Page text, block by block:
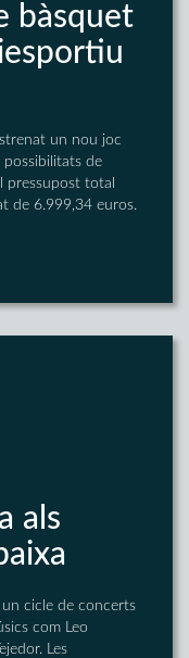
bàsquet
un nou joc
possibilitats de
pressupost total
de 6.999,34 euros.
als
cicle de concerts
com Leo
Les